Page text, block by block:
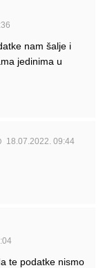
nam šalje i
jedinima u
18.07.2022. 09:44
te podatke nismo